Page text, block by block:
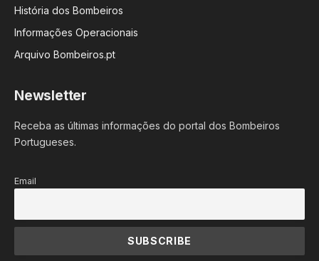
História dos Bombeiros
Informações Operacionais
Arquivo Bombeiros.pt
Newsletter
Receba as últimas informações do portal dos Bombeiros
Portugueses.
Email